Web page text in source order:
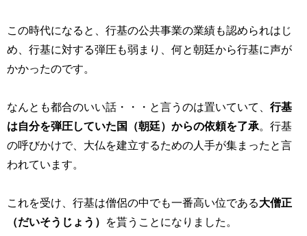
この時代になると、行基の公共事業の業績も認められはじ
め、行基に対する弾圧も弱まり、何と朝廷から行基に声が
かかったのです。
なんとも都合のいい話・・・と言うのは置いていて、 行基
は自分を弾圧していた国（朝廷）からの依頼を了承。行基
の呼びかけで、大仏を建立するための人手が集まったと言
われています。
これを受け、行基は僧侶の中でも一番高い位である大僧正
（だいそうじょう）
を貰うことになりました。